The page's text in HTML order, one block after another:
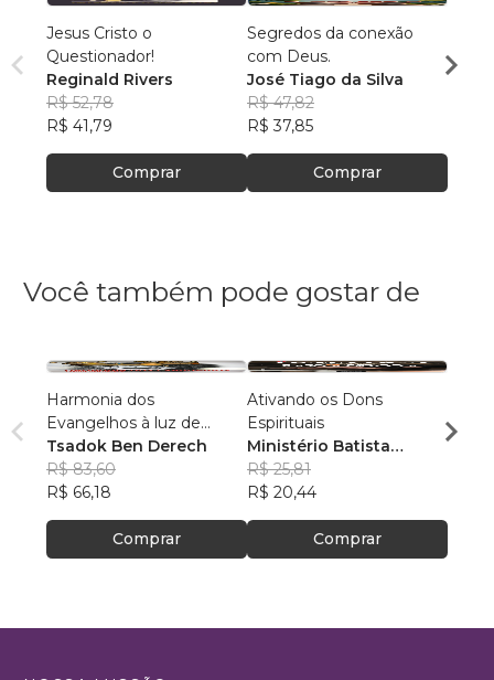
Jesus Cristo o
Questionador!
Reginald Rivers
R$ 52,78
R$ 41,79
Comprar
Segredos da conexão
com Deus.
José Tiago da Silva
R$ 47,82
R$ 37,85
Comprar
José
R$
Você também pode gostar de
Harmonia dos
Evangelhos à luz de
manuscritos aramaicos e
da cultura judaica
Tsadok Ben Derech
R$ 83,60
R$ 66,18
Comprar
Ativando os Dons
Espirituais
Ministério Batista
Ebenézer
R$ 25,81
R$ 20,44
Comprar
Luiz
R$